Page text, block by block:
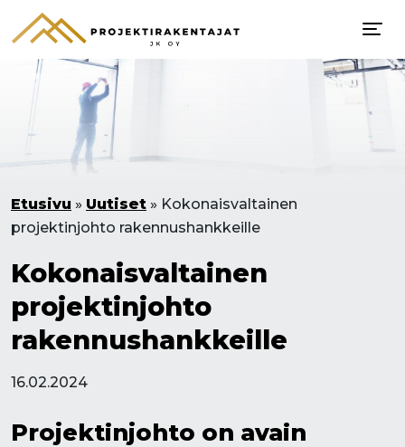
Etusivu » Uutiset » Kokonaisvaltainen
projektinjohto rakennushankkeille
Kokonaisvaltainen
projektinjohto
rakennushankkeille
16.02.2024
Projektinjohto on avain